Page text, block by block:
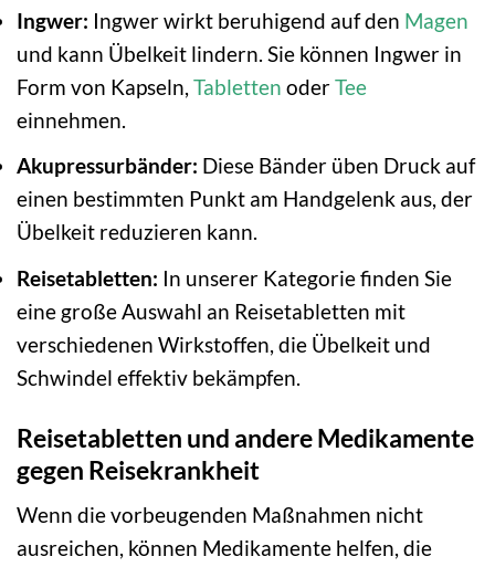
Ingwer: Ingwer wirkt beruhigend auf den Magen
und kann Übelkeit lindern. Sie können Ingwer in
Form von Kapseln, Tabletten oderTee
einnehmen.
Akupressurbänder: Diese Bänder üben Druck auf
einen bestimmten Punkt am Handgelenk aus, der
Übelkeit reduzieren kann.
Reisetabletten: In unserer Kategorie finden Sie
eine große Auswahl an Reisetabletten mit
verschiedenen Wirkstoffen, die Übelkeit und
Schwindel effektiv bekämpfen.
Reisetabletten und andere Medikamente
gegen Reisekrankheit
Wenn die vorbeugenden Maßnahmen nicht
ausreichen, können Medikamente helfen, die